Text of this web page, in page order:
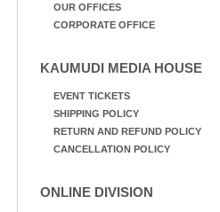
OUR OFFICES
CORPORATE OFFICE
KAUMUDI MEDIA HOUSE
EVENT TICKETS
SHIPPING POLICY
RETURN AND REFUND POLICY
CANCELLATION POLICY
ONLINE DIVISION